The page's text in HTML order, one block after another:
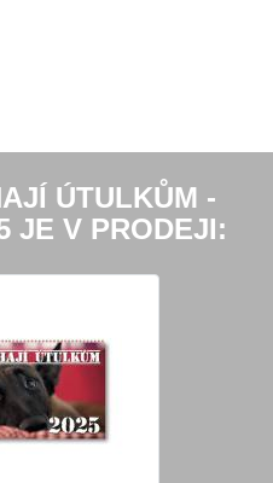
ÚTULKŮM -
JE V PRODEJI: